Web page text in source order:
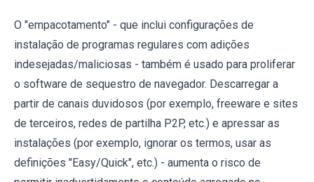
O "empacotamento" - que inclui configurações de
instalação de programas regulares com adições
indesejadas/maliciosas - também é usado para proliferar
o software de sequestro de navegador. Descarregar a
partir de canais duvidosos (por exemplo, freeware e sites
de terceiros, redes de partilha P2P, etc.) e apressar as
instalações (por exemplo, ignorar os termos, usar as
definições "Easy/Quick", etc.) - aumenta o risco de